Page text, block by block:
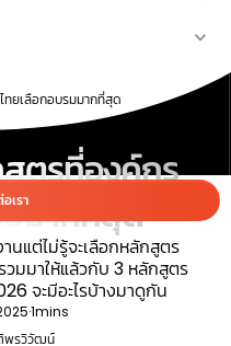
เรา
ยเลือกอบรมมากที่สุด
ตรที่องค์กร
มมากที่สุด
แต่ไม่รู้จะเลือกหลักสูตร
วมมาให้แล้วกับ 3 หลักสูตร
จะมีอะไรบ้างมาดูกัน
·1mins
พรวิวัฒน์